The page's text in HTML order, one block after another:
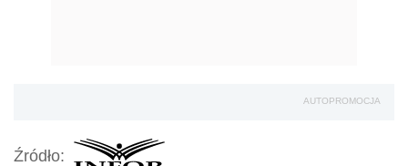
AUTOPROMOCJA
Źródło: